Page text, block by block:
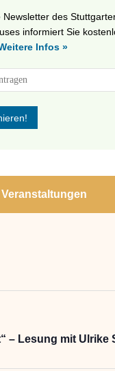
Newsletter des
informiert Sie
Infos »
– Lesung mit Ulrike